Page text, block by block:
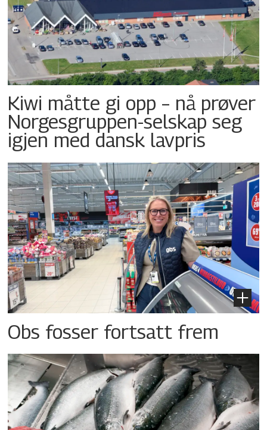
Kiwi måtte gi opp – nå prøver
Norgesgruppen-selskap seg
igjen med dansk lavpris
Obs fosser fortsatt frem